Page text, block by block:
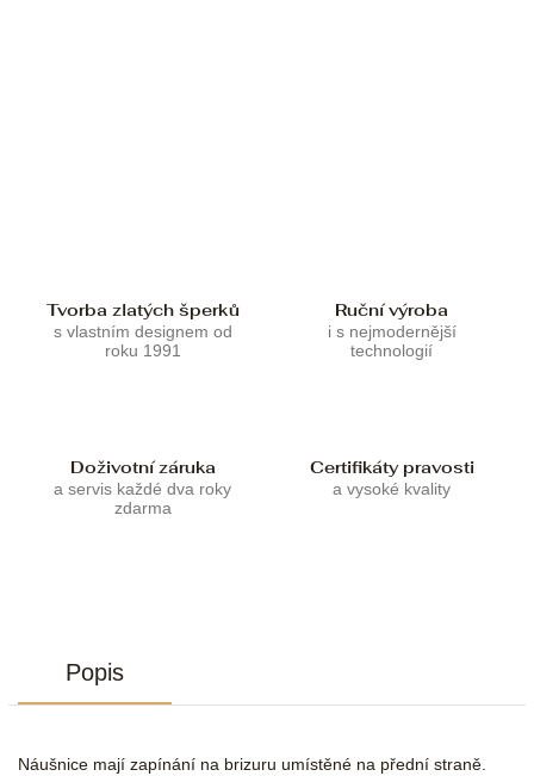
Tvorba zlatých šperků
s vlastním designem od
roku 1991
Ruční výroba
i s nejmodernější
technologií
Doživotní záruka
a servis každé dva roky
zdarma
Certifikáty pravosti
a vysoké kvality
Popis
Náušnice mají zapínání na brizuru umístěné na přední straně.